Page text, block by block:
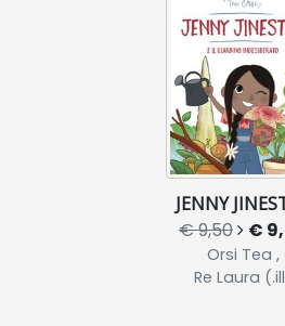
JENNY
€ 9,50 €
Orsi Tea ,
Re Laura